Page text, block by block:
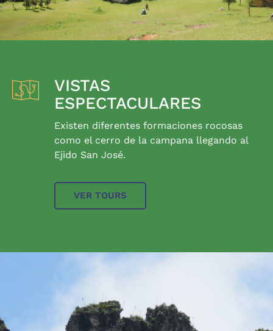
VISTAS
ESPECTACULARES
Existen diferentes formaciones rocosas
como el cerro de la campana llegando al
Ejido San José.
VER TOURS